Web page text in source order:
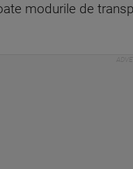
modurile de